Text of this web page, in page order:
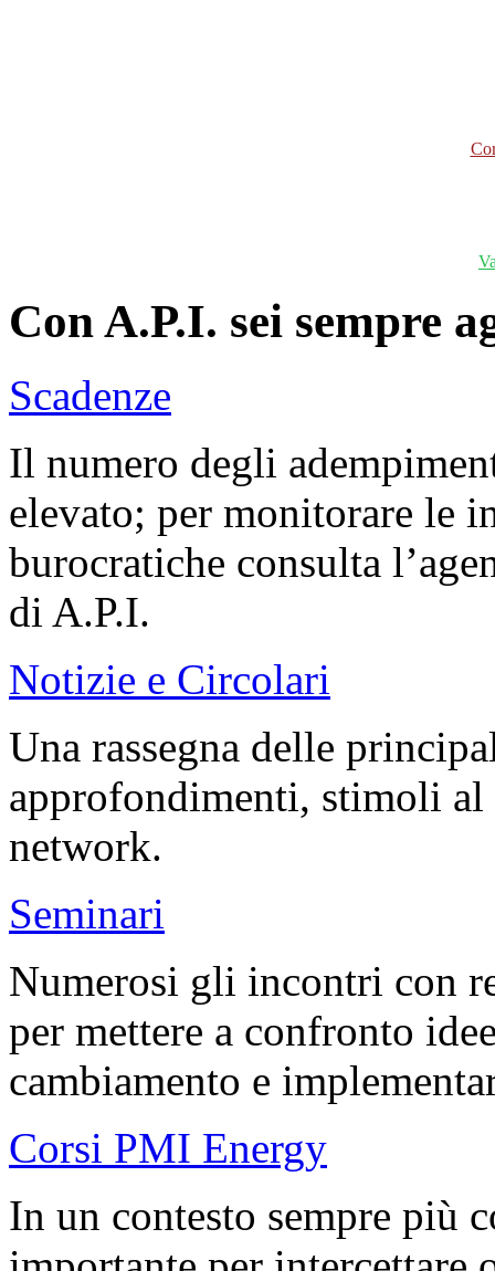
Con A.P.I. sei sempre
Scadenze
Il numero degli
elevato; per monitorare le
burocratiche consulta
di A.P.I.
Notizie e Circolari
Una rassegna delle
approfondimenti, stimoli al
network.
Seminari
Numerosi gli incontri con
per mettere a confronto
cambiamento e
Corsi PMI Energy
In un contesto sempre più